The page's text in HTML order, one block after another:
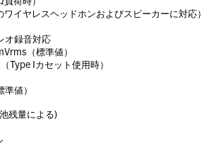
イヤレスヘッドホンおよびスピーカーに対応）
オ録音対応
（標準値）
Type Iカセット使用時）
値）
残量による)